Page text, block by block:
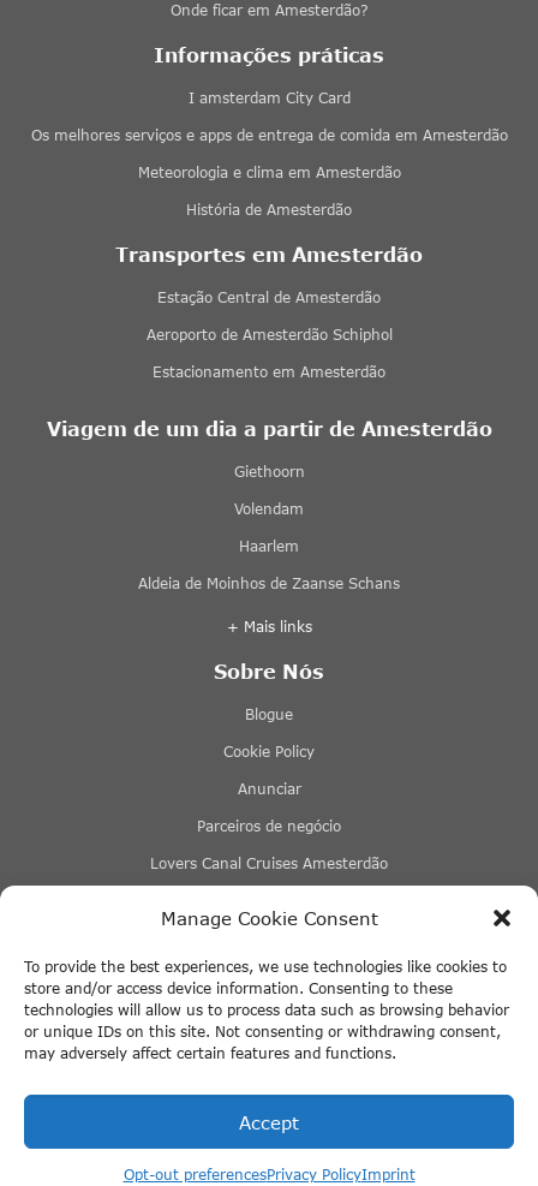
Manage Cookie Consent
To provide the best experiences, we use technologies like cookies to
store and/or access device information. Consenting to these
technologies will allow us to process data such as browsing behavior
or unique IDs on this site. Not consenting or withdrawing consent,
may adversely affect certain features and functions.
Accept
Opt-out preferencesPrivacy PolicyImprint
Onde ficar em Amesterdão?
Informações práticas
I amsterdam City Card
Os melhores serviços e apps de entrega de comida em Amesterdão
Meteorologia e clima em Amesterdão
História de Amesterdão
Transportes em Amesterdão
Estação Central de Amesterdão
Aeroporto de Amesterdão Schiphol
Estacionamento em Amesterdão
Viagem de um dia a partir de Amesterdão
Giethoorn
Volendam
Haarlem
Aldeia de Moinhos de Zaanse Schans
+ Mais links
Sobre Nós
Blogue
Cookie Policy
Anunciar
Parceiros de negócio
Lovers Canal Cruises Amesterdão
Eco Boats Amsterdam
+ Mais links
+ Mais links
© 2026 ThingstodoinAmsterdam.com · All rights reserved